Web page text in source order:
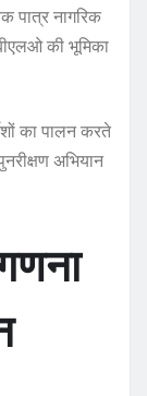
पात्र नागरिक
की भूमिका
का पालन करते
अभियान